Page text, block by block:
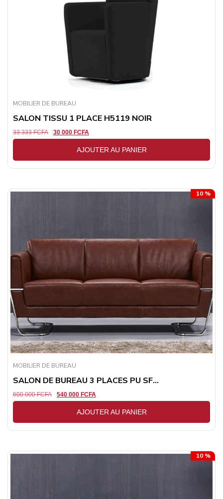
MOBILIER DE BUREAU
SALON TISSU 1 PLACE H5119 NOIR
33 333FCFA 30 000 FCFA
AJOUTER AU PANIER
10 %
MOBILIER DE BUREAU
SALON DE BUREAU 3 PLACES PU SF...
600 000FCFA 540 000 FCFA
AJOUTER AU PANIER
10 %